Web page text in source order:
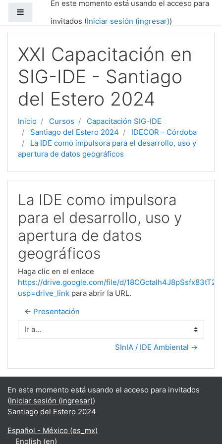
Saltar al contenido principalEn este momento está usando el acceso para
invitados (Iniciar sesión (ingresar))
XXI Capacitación en
SIG-IDE - Santiago
del Estero 2024
Inicio Cursos
Capacitación SIG-IDE
Santiago del Estero 2024
IDECOR - Córdoba
La IDE como impulsora para el desarrollo, uso y
apertura de datos geográficos
La IDE como impulsora
para el desarrollo, uso y
apertura de datos
geográficos
Haga clic en el enlace
https://drive.google.com/file/d/
usp=drive_link para abrir la URL.
← Presentación
Ir a...
SInIA / IDE Ambiental →
En este momento está usando el acceso para invitados
(Iniciar sesión (ingresar))
Santiago del Estero 2024
Español - México ‎(es_mx)‎
English ‎(en)‎